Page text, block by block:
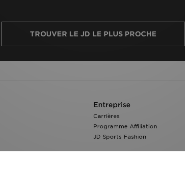
TROUVER LE JD LE PLUS PROCHE
Entreprise
Carrières
Programme Affiliation
JD Sports Fashion